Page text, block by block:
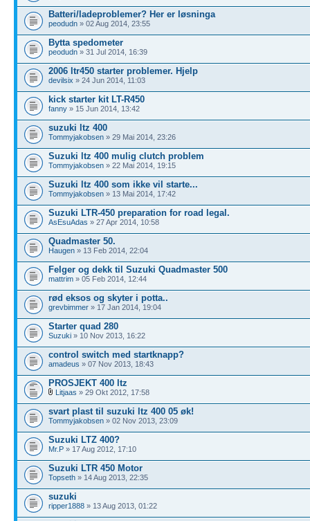
Batteri/ladeproblemer? Her er løsninga
peodudn » 02 Aug 2014, 23:55
Bytta spedometer
peodudn » 31 Jul 2014, 16:39
2006 ltr450 starter problemer. Hjelp
devilsix » 24 Jun 2014, 11:03
kick starter kit LT-R450
fanny » 15 Jun 2014, 13:42
suzuki ltz 400
Tommyjakobsen » 29 Mai 2014, 23:26
Suzuki ltz 400 mulig clutch problem
Tommyjakobsen » 22 Mai 2014, 19:15
Suzuki ltz 400 som ikke vil starte...
Tommyjakobsen » 13 Mai 2014, 17:42
Suzuki LTR-450 preparation for road legal.
AsEsuAdas » 27 Apr 2014, 10:58
Quadmaster 50.
Haugen » 13 Feb 2014, 22:04
Felger og dekk til Suzuki Quadmaster 500
mattrim » 05 Feb 2014, 12:44
rød eksos og skyter i potta..
grevbimmer » 17 Jan 2014, 19:04
Starter quad 280
Suzuki » 10 Nov 2013, 16:22
control switch med startknapp?
amadeus » 07 Nov 2013, 18:43
PROSJEKT 400 ltz
Litjaas » 29 Okt 2012, 17:58
svart plast til suzuki ltz 400 05 øk!
Tommyjakobsen » 02 Nov 2013, 23:09
Suzuki LTZ 400?
Mr.P » 17 Aug 2012, 17:10
Suzuki LTR 450 Motor
Topseth » 14 Aug 2013, 22:35
suzuki
ripper1888 » 13 Aug 2013, 01:22